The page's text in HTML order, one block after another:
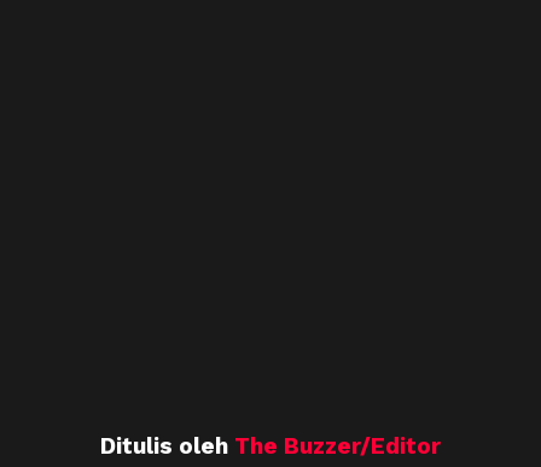
Ditulis oleh The Buzzer/Editor